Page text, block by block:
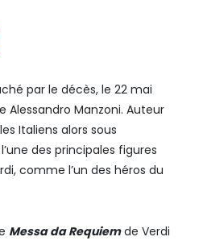
par le décès, le 22 mai
Manzoni. Auteur
Italiens alors sous
des principales figures
comme l’un des héros du
Messa da Requiemde Verdi